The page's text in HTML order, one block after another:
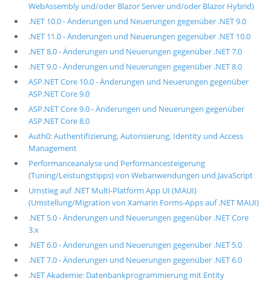
WebAssembly und/oder Blazor Server und/oder Blazor Hybrid)
.NET 10.0 - Änderungen und Neuerungen gegenüber .NET 9.0
.NET 11.0 - Änderungen und Neuerungen gegenüber .NET 10.0
.NET 8.0 - Änderungen und Neuerungen gegenüber .NET 7.0
.NET 9.0 - Änderungen und Neuerungen gegenüber .NET 8.0
ASP.NET Core 10.0 - Änderungen und Neuerungen gegenüber
ASP.NET Core 9.0
ASP.NET Core 9.0 - Änderungen und Neuerungen gegenüber
ASP.NET Core 8.0
Auth0: Authentifizierung, Autorisierung, Identity und Access
Management
Performanceanalyse und Performancesteigerung
(Tuning/Leistungstipps) von Webanwendungen und JavaScript
Umstieg auf .NET Multi-Platform App UI (MAUI)
(Umstellung/Migration von Xamarin Forms-Apps auf .NET MAUI)
.NET 5.0 - Änderungen und Neuerungen gegenüber .NET Core
3.x
.NET 6.0 - Änderungen und Neuerungen gegenüber .NET 5.0
.NET 7.0 - Änderungen und Neuerungen gegenüber .NET 6.0
.NET Akademie: Datenbankprogrammierung mit Entity